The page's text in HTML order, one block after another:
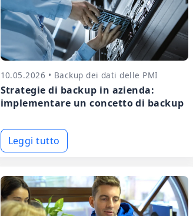
10.05.2026 • Backup dei dati delle PMI
Strategie di backup in azienda:
implementare un concetto di backup
Leggi tutto